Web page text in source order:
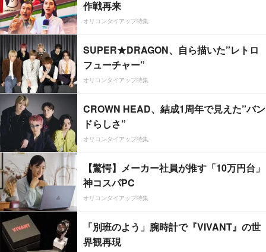
作戦再来
オリコンタイアップ特集
SUPER★DRAGON、自ら描いた”レトロ
フューチャー”
オリコンタイアップ特集
CROWN HEAD、結成1周年で見えた”バン
ドらしさ”
オリコンタイアップ特集
【驚愕】メーカー社員が推す「10万円台」
神コスパPC
オリコンタイアップ特集
「別班のよう」腕時計で『VIVANT』の世
界観再現